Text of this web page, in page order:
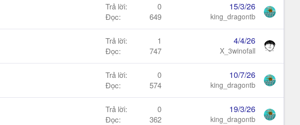
Trả lời
0
Đọc
649
15/3/26
king_dragontb
Trả lời
1
Đọc
747
4/4/26
X_3winofall
Trả lời
0
Đọc
574
10/7/26
king_dragontb
Trả lời
0
Đọc
362
19/3/26
king_dragontb